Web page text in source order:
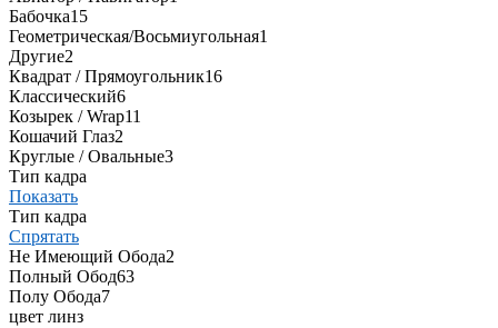
Бабочка15
Геометрическая/Восьмиугольная1
Другие2
Квадрат / Прямоугольник16
Классический6
Козырек / Wrap11
Кошачий Глаз2
Круглые / Овальные3
Тип кадра
Показать
Тип кадра
Спрятать
Не Имеющий Обода2
Полный Обод63
Полу Обода7
цвет линз